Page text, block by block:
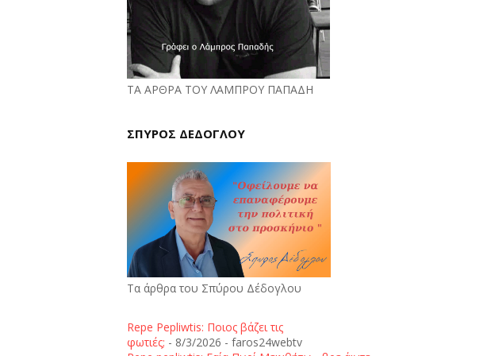
ΤΑ ΑΡΘΡΑ ΤΟΥ ΛΑΜΠΡΟΥ ΠΑΠΑΔΗ
ΣΠΥΡΟΣ ΔΕΔΟΓΛΟΥ
Τα άρθρα του Σπύρου Δέδογλου
Repe Pepliwtis: Ποιος βάζει τις
φωτιές; - 8/3/2026 - faros24webtv